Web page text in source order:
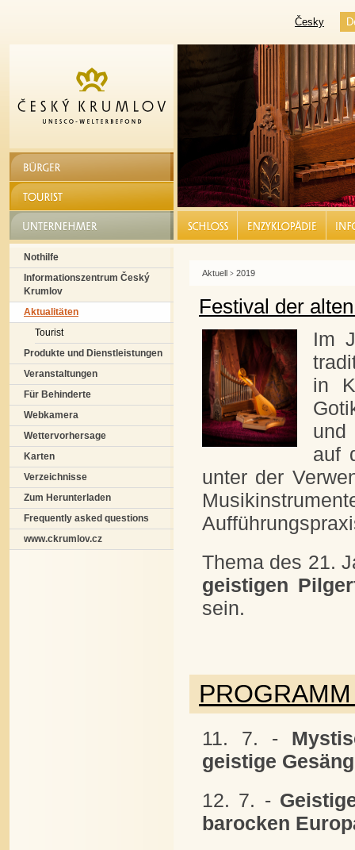
Aktuell > 2019
Festival der
Im
in
und
auf
unter der
Thema des 21.
geistigen
sein.
11. 7. -
geistige
12. 7. -
barocken
Nothilfe
Informationszentrum Český
Krumlov
Aktualitäten
Tourist
Produkte und Dienstleistungen
Veranstaltungen
Für Behinderte
Webkamera
Wettervorhersage
Karten
Verzeichnisse
Zum Herunterladen
Frequently asked questions
www.ckrumlov.cz
BÜRGER
TOURIST
UNTERNEHMER SCHLOSS | ENZYKLOPÄDIE |
Česky